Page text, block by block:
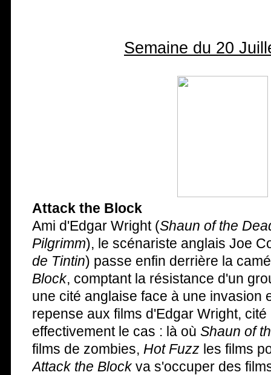
Semaine du 20
Attack the Block
Ami d'Edgar Wright (Shaun of the
Pilgrimm), le scénariste anglais Joe
de Tintin) passe enfin derrière la
Block, comptant la résistance d'un
une cité anglaise face à une invasion
repense aux films d'Edgar Wright,
effectivement le cas : là où Shaun of
films de zombies, Hot Fuzz les films
Attack the Blockva s'occuper des